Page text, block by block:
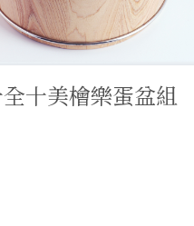
十美檜樂蛋盆組